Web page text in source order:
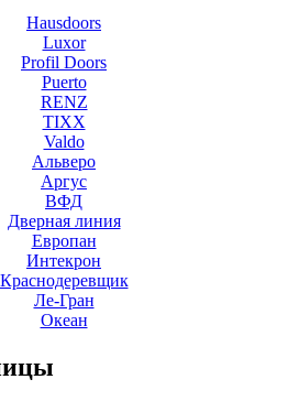
Hausdoors
Luxor
Profil Doors
Puerto
RENZ
TIXX
Valdo
Альверо
Аргус
ВФД
Дверная линия
Европан
Интекрон
Краснодеревщик
Ле-Гран
Океан